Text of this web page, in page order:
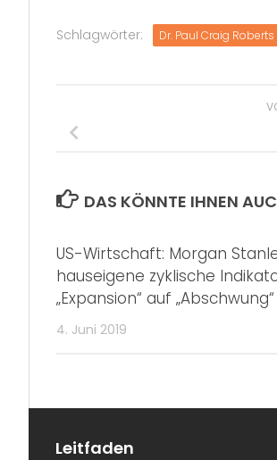
Schlagwörter: Dr. Paul Craig Roberts
DAS KÖNNTE IHNEN
US-Wirtschaft: Morgan
hauseigene zyklische
„Expansion“ auf „Abschwung“
4. Juni 2019
Leitfaden